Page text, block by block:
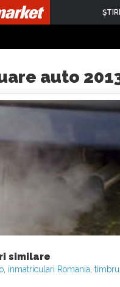
ŞTIRI
auto
similare
, inmatriculari Romania,